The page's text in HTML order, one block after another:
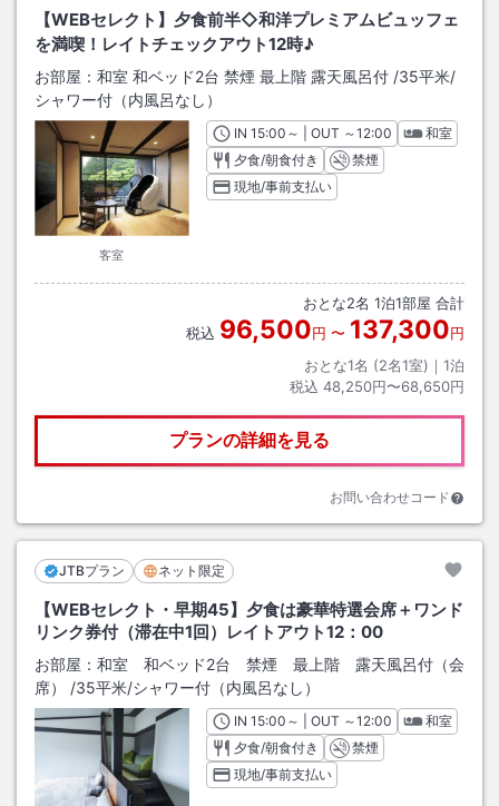
【WEBセレクト】夕食前半◇和洋プレミアムビュッフェ
を満喫！レイトチェックアウト12時♪
お部屋： 和室 和ベッド2台 禁煙 最上階 露天風呂付 /35平米/
シャワー付（内風呂なし）
客室
INチェックイン
15:00 ～ | OUT チェックアウト
～12:00
和室
夕食/朝食付き
禁煙
現地/事前支払い
おとな2名 1泊1部屋 合計
税込 96,500円 〜 137,300円
おとな1名 (2名1室)｜ 1泊
税込 48,250円〜68,650円
プランの詳細を見る
お問い合わせコード
JTBプラン ネット限定
【WEBセレクト・早期45】夕食は豪華特選会席＋ワンド
リンク券付（滞在中1回）レイトアウト12：00
お部屋： 和室 和ベッド2台 禁煙 最上階 露天風呂付（会
席）
/35平米/シャワー付（内風呂なし）
INチェックイン
15:00 ～ | OUT チェックアウト
～12:00
和室
夕食/朝食付き
禁煙
現地/事前支払い